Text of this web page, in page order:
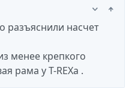
разъяснили насчет
менее крепкого
рама у T-REXа .